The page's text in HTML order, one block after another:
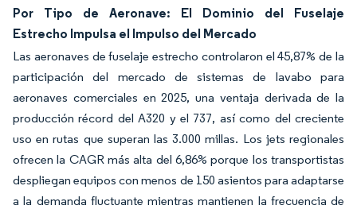
Por Tipo de Aeronave: El Dominio del Fuselaje
Estrecho Impulsa el Impulso del Mercado
Las aeronaves de fuselaje estrecho controlaron el 45,87% de la
participación del mercado de sistemas de lavabo para
aeronaves comerciales en 2025, una ventaja derivada de la
producción récord del A320 y el 737, así como del creciente
uso en rutas que superan las 3.000 millas. Los jets regionales
ofrecen la CAGR más alta del 6,86% porque los transportistas
despliegan equipos con menos de 150 asientos para adaptarse
a la demanda fluctuante mientras mantienen la frecuencia de